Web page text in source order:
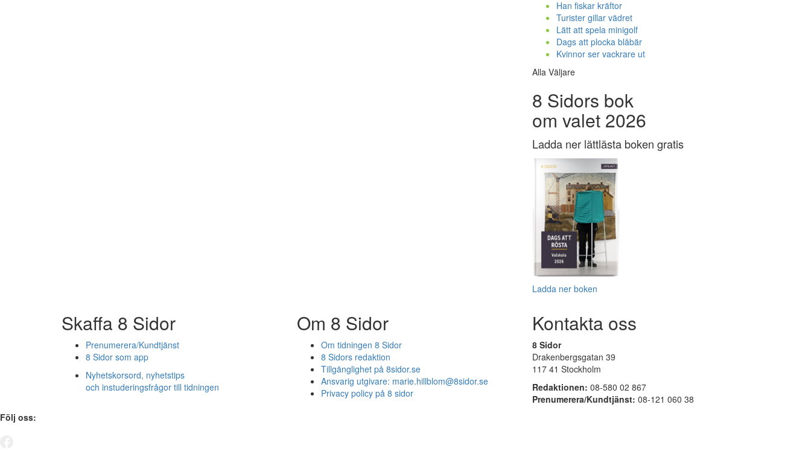
Han fiskar kräftor
Turister gillar vädret
Lätt att spela minigolf
Dags att plocka blåbär
Kvinnor ser vackrare ut
Alla Väljare
8 Sidors bok
om valet 2026
Ladda ner lättlästa boken gratis
Ladda ner boken
Skaffa 8 Sidor
Prenumerera/Kundtjänst
8 Sidor som app
Nyhetskorsord, nyhetstips
och instuderingsfrågor till tidningen
Om 8 Sidor
Om tidningen 8 Sidor
8 Sidors redaktion
Tillgänglighet på 8sidor.se
Ansvarig utgivare: marie.hillblom@8sidor.se
Privacy policy på 8 sidor
Kontakta oss
8 Sidor
Drakenbergsgatan 39
117 41 Stockholm
Redaktionen: 08-580 02 867
Prenumerera/Kundtjänst: 08-121 060 38
Följ oss: